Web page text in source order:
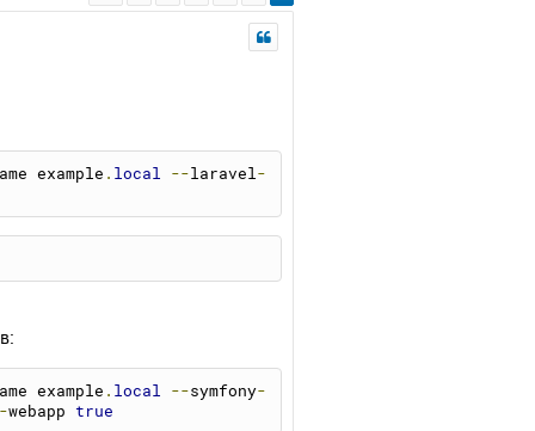
example . local --laravel -
example . local --symfony-
webapp true